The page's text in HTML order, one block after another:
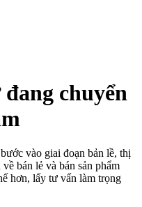
chuyển
vào giai đoạn bản lề, thị
bán lẻ và bán sản phẩm
hơn, lấy tư vấn làm trọng